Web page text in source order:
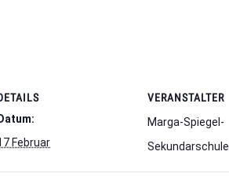
Datum:
Februar
VERANSTALTER
Marga-Spiegel-
Sekundarschule